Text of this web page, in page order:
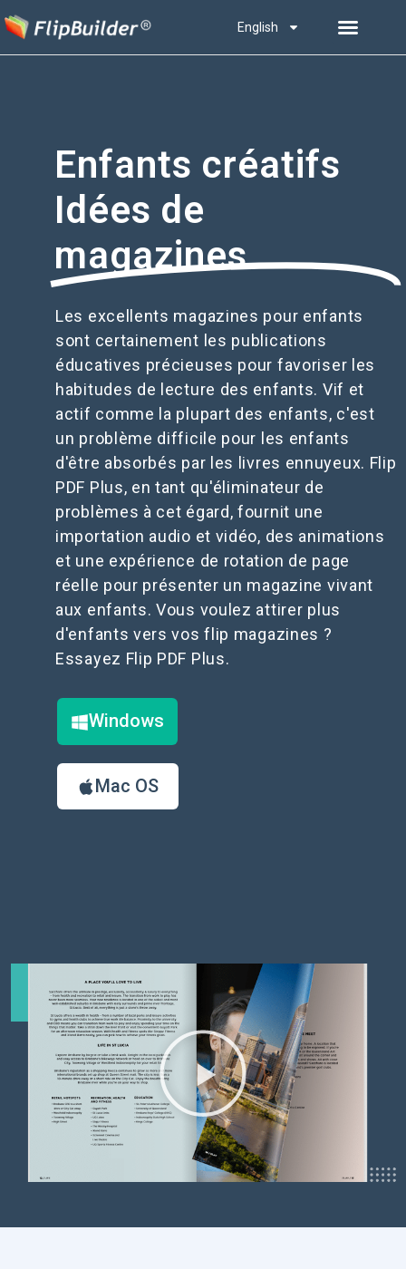
English
Enfants créatifs
Idées de
magazines
Les excellents magazines pour enfants
sont certainement les publications
éducatives précieuses pour favoriser les
habitudes de lecture des enfants. Vif et
actif comme la plupart des enfants, c'est
un problème difficile pour les enfants
d'être absorbés par les livres ennuyeux. Flip
PDF Plus, en tant qu'éliminateur de
problèmes à cet égard, fournit une
importation audio et vidéo, des animations
et une expérience de rotation de page
réelle pour présenter un magazine vivant
aux enfants. Vous voulez attirer plus
d'enfants vers vos flip magazines ?
Essayez Flip PDF Plus.
Windows
Mac OS